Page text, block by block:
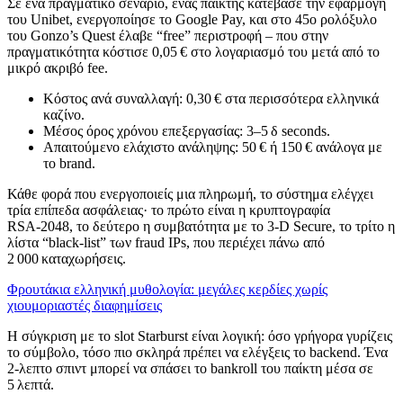
Σε ένα πραγματικό σενάριο, ένας παίκτης κατέβασε την εφαρμογή
του Unibet, ενεργοποίησε το Google Pay, και στο 45ο ρολόξυλο
του Gonzo’s Quest έλαβε “free” περιστροφή – που στην
πραγματικότητα κόστισε 0,05 € στο λογαριασμό του μετά από το
μικρό ακριβό fee.
Κόστος ανά συναλλαγή: 0,30 € στα περισσότερα ελληνικά
καζίνο.
Μέσος όρος χρόνου επεξεργασίας: 3–5 δ seconds.
Απαιτούμενο ελάχιστο ανάληψης: 50 € ή 150 € ανάλογα με
το brand.
Κάθε φορά που ενεργοποιείς μια πληρωμή, το σύστημα ελέγχει
τρία επίπεδα ασφάλειας· το πρώτο είναι η κρυπτογραφία
RSA‑2048, το δεύτερο η συμβατότητα με το 3‑D Secure, το τρίτο η
λίστα “black‑list” των fraud IPs, που περιέχει πάνω από
2 000 καταχωρήσεις.
Φρουτάκια ελληνική μυθολογία: μεγάλες κερδίες χωρίς
χιουμοριαστές διαφημίσεις
Η σύγκριση με το slot Starburst είναι λογική: όσο γρήγορα γυρίζεις
το σύμβολο, τόσο πιο σκληρά πρέπει να ελέγξεις το backend. Ένα
2‑λεπτο σπιντ μπορεί να σπάσει το bankroll του παίκτη μέσα σε
5 λεπτά.